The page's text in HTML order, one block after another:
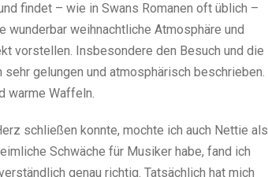
findet – wie in Swans Romanen oft üblich –
wunderbar weihnachtliche Atmosphäre und
vorstellen. Insbesondere den Besuch und die
gelungen und atmosphärisch beschrieben.
warme Waffeln.
schließen konnte, mochte ich auch Nettie als
Schwäche für Musiker habe, fand ich
genau richtig. Tatsächlich hat mich